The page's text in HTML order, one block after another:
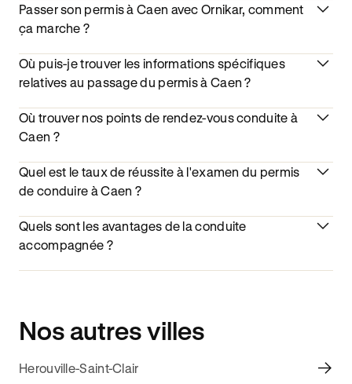
Passer son permis à Caen avec Ornikar, comment
ça marche ?
Où puis-je trouver les informations spécifiques
relatives au passage du permis à Caen ?
Où trouver nos points de rendez-vous conduite à
Caen ?
Quel est le taux de réussite à l'examen du permis
de conduire à Caen ?
Quels sont les avantages de la conduite
accompagnée ?
Nos autres villes
Herouville-Saint-Clair